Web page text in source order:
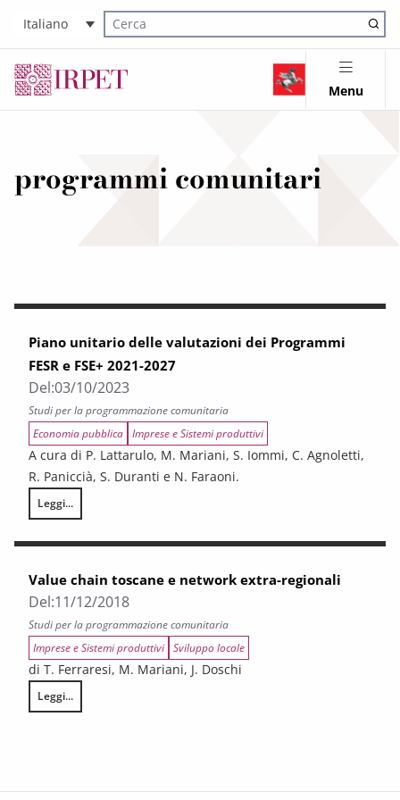
Italiano
Cerca nel sito
Menu
programmi comunitari
Piano unitario delle valutazioni dei Programmi
FESR e FSE+ 2021-2027
Del:03/10/2023
Studi per la programmazione comunitaria
Economia pubblica Imprese e Sistemi produttivi
A cura di P. Lattarulo, M. Mariani, S. Iommi, C. Agnoletti,
R. Paniccià, S. Duranti e N. Faraoni.
Leggi...
Piano unitario delle valutazioni dei Programmi FESR e FSE+ 2021-2027
Value chain toscane e network extra-regionali
Del:11/12/2018
Studi per la programmazione comunitaria
Imprese e Sistemi produttivi Sviluppo locale
di T. Ferraresi, M. Mariani, J. Doschi
Leggi...
Value chain toscane e network extra-regionali